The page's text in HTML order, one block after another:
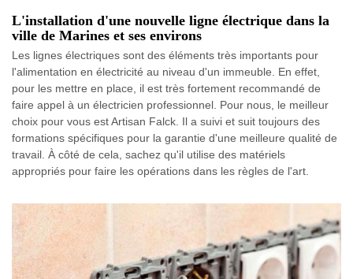
L'installation d'une nouvelle ligne électrique dans la
ville de Marines et ses environs
Les lignes électriques sont des éléments très importants pour
l'alimentation en électricité au niveau d'un immeuble. En effet,
pour les mettre en place, il est très fortement recommandé de
faire appel à un électricien professionnel. Pour nous, le meilleur
choix pour vous est Artisan Falck. Il a suivi et suit toujours des
formations spécifiques pour la garantie d'une meilleure qualité de
travail. À côté de cela, sachez qu'il utilise des matériels
appropriés pour faire les opérations dans les règles de l'art.